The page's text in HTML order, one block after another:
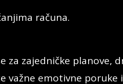
računa.
za zajedničke planove,
važne emotivne poruke